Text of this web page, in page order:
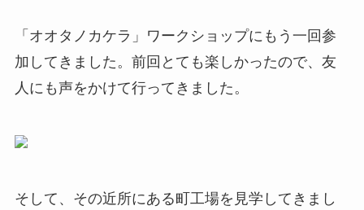
「オオタノカケラ」ワークショップにもう一回参
加してきました。前回とても楽しかったので、友
人にも声をかけて行ってきました。
そして、その近所にある町工場を見学してきまし